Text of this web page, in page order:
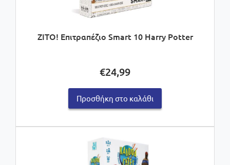
ZITO! Επιτραπέζιο Smart 10 Harry Potter
€24,99
Προσθήκη στο καλάθι